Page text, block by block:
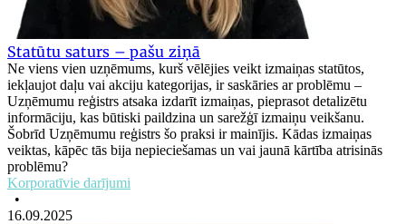
Statūtu saturs – pašu ziņā
Ne viens vien uzņēmums, kurš vēlējies veikt izmaiņas statūtos,
iekļaujot daļu vai akciju kategorijas, ir saskāries ar problēmu –
Uzņēmumu reģistrs atsaka izdarīt izmaiņas, pieprasot detalizētu
informāciju, kas būtiski paildzina un sarežģī izmaiņu veikšanu.
Šobrīd Uzņēmumu reģistrs šo praksi ir mainījis. Kādas izmaiņas
veiktas, kāpēc tās bija nepieciešamas un vai jaunā kārtība atrisinās
problēmu?
Korporatīvie darījumi
•
16.09.2025